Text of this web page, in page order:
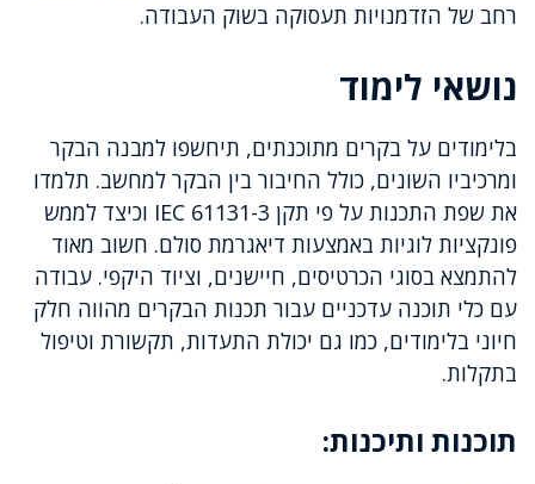
רחב של הזדמנויות תעסוקה בשוק העבודה.
נושאי לימוד
בלימודים על בקרים מתוכנתים, תיחשפו למבנה הבקר
ומרכיביו השונים, כולל החיבור בין הבקר למחשב. תלמדו
את שפת התכנות על פי תקן IEC 61131-3 וכיצד לממש
פונקציות לוגיות באמצעות דיאגרמת סולם. חשוב מאוד
להתמצא בסוגי הכרטיסים, חיישנים, וציוד היקפי. עבודה
עם כלי תוכנה עדכניים עבור תכנות הבקרים מהווה חלק
חיוני בלימודים, כמו גם יכולת התעדות, תקשורת וטיפול
בתקלות.
תוכנות ותיכנות: